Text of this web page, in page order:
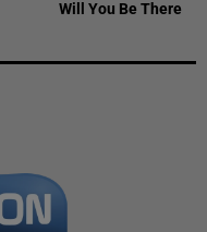
Will You Be There